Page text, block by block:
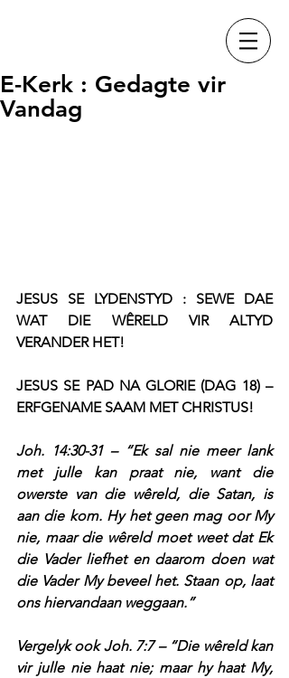
E-Kerk : Gedagte vir
Vandag
JESUS SE LYDENSTYD : SEWE DAE
WAT DIE WÊRELD VIR ALTYD
VERANDER HET!
JESUS SE PAD NA GLORIE (DAG 18) –
ERFGENAME SAAM MET CHRISTUS!
Joh. 14:30-31 – “Ek sal nie meer lank
met julle kan praat nie, want die
owerste van die wêreld, die Satan, is
aan die kom. Hy het geen mag oor My
nie, maar die wêreld moet weet dat Ek
die Vader liefhet en daarom doen wat
die Vader My beveel het. Staan op, laat
ons hiervandaan weggaan.”
Vergelyk ook Joh. 7:7 – “Die wêreld kan
vir julle nie haat nie; maar hy haat My,